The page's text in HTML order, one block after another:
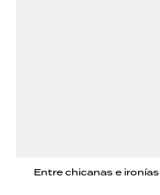
Entre chicanas e ironías